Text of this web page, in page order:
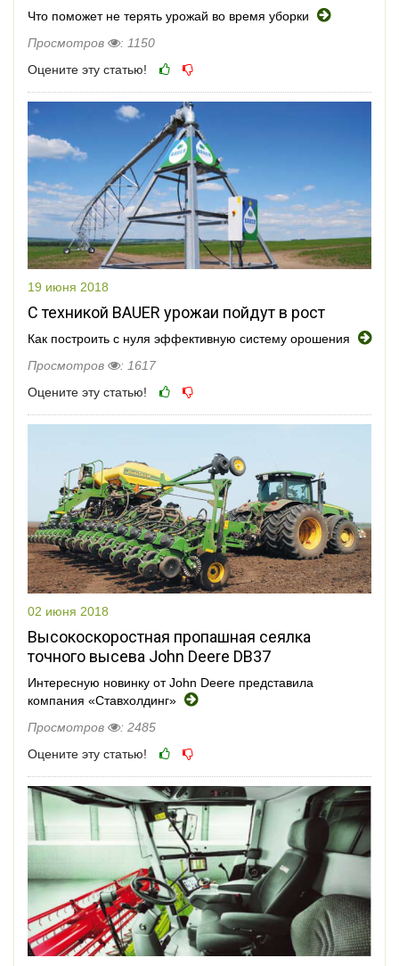
Что поможет не терять урожай во время уборки
Просмотров
: 1150
Оцените эту статью!
19 июня 2018
С техникой BAUER урожаи пойдут в рост
Как построить с нуля эффективную систему орошения
Просмотров
: 1617
Оцените эту статью!
02 июня 2018
Высокоскоростная пропашная сеялка
точного высева John Deere DB37
Интересную новинку от John Deere представила
компания «Ставхолдинг»
Просмотров
: 2485
Оцените эту статью!